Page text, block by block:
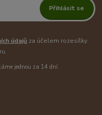
Přihlásit se
údajů za účelem rozesílky
jednou za 14 dní.